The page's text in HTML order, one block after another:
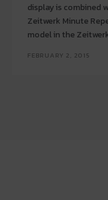
display is combined
Zeitwerk Minute
model in the
FEBRUARY 2, 2015